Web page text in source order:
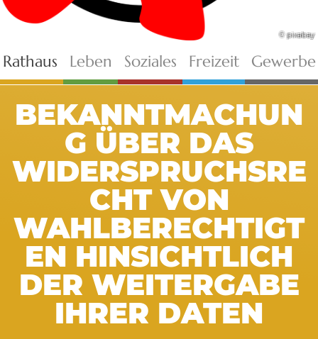
© pixabay
Rathaus Leben Soziales Freizeit Gewerbe
BEKANNTMACHUN
G ÜBER DAS
WIDERSPRUCHSRE
CHT VON
WAHLBERECHTIGT
EN HINSICHTLICH
DER WEITERGABE
IHRER DATEN